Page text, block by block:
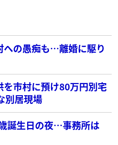
の愚痴も…離婚に駆り
市村に預け80万円別宅
別居現場
誕生日の夜…事務所は